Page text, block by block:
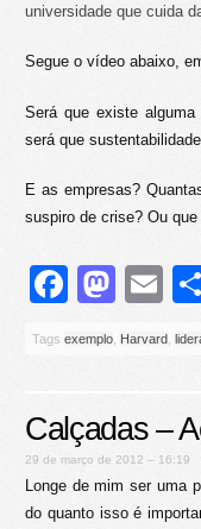
universidade que cuida
Segue o vídeo abaixo,
Será que existe
será que
E as empresas?
suspiro de crise? Ou
Tags exemplo Harvard
Calçadas –
29 de março de 2012 – 16:19
Longe de mim ser uma
do quanto isso é